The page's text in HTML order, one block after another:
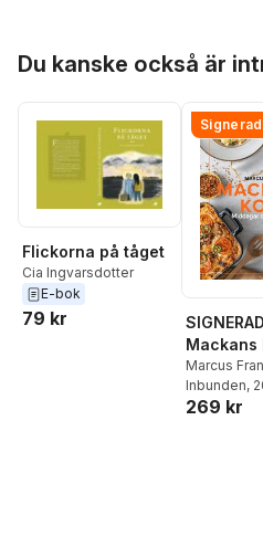
Du kanske också är
Flickorna på tåget
Cia Ingvarsdotter
E-bok
79 kr
Mackans
Middagar
matlådor
Marcus
Inbunden,
269 kr